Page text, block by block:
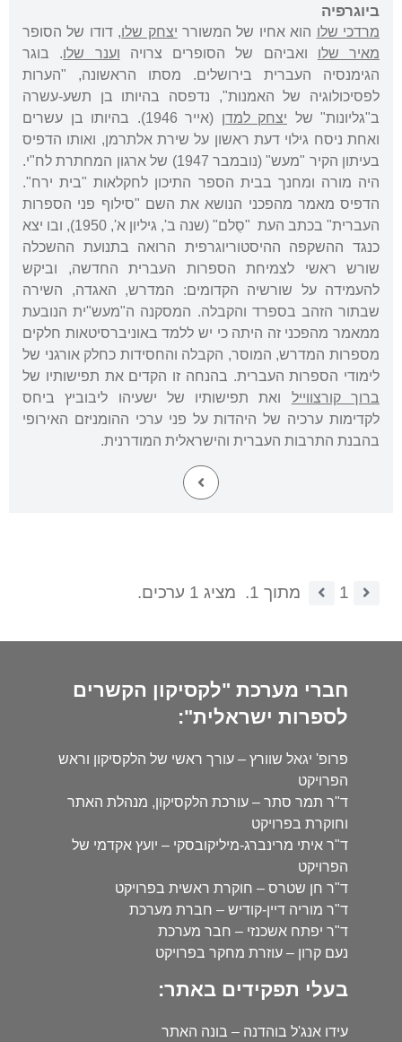
ביוגרפיה
מרדכי שלו הוא אחיו של המשורר יצחק שלו, דודו של הסופר
מאיר שלו ואביהם של הסופרים צרויה וענר שלו. בוגר
הגימנסיה העברית בירושלים. מסתו הראשונה, "הערות
לפסיכולוגיה של האמנות", נדפסה בהיותו בן תשע-עשרה
ב"גליונות" של יצחק למדן
(אייר 1946). בהיותו בן עשרים
ואחת ניסח גילוי דעת ראשון על שירת אלתרמן, ואותו הדפיס
בעיתון הקיר "מעש" (נובמבר 1947) של ארגון המחתרת לח"י.
היה מורה ומחנך בבית הספר התיכון לחקלאות "בית ירח".
הדפיס מאמר מהפכני הנושא את השם "סילוף פני הספרות
העברית" בכתב העת "סֻלם" (שנה ב', גיליון א', 1950), ובו יצא
כנגד ההשקפה ההיסטוריוגרפית הרואה בתנועת ההשכלה
שורש ראשי לצמיחת הספרות העברית החדשה, וביקש
להעמידה על שורשיה הקדומים: המדרש, האגדה, השירה
שבתור הזהב בספרד והקבלה. המסקנה ה"מעש"ית הנובעת
ממאמר מהפכני זה היתה כי יש ללמד באוניברסיטאות חלקים
מספרות המדרש, המוסר, הקבלה והחסידות כחלק אורגני של
לימודי הספרות העברית. בהנחה זו הקדים את תפישותיו של
ברוך קורצווייל ואת תפישותיו של ישעיהו ליבוביץ ביחס
לקדימות ערכיה של היהדות על פני ערכי ההומניזם האירופי
בהבנת התרבות העברית והישראלית המודרנית.
1 מתוך 1. מציג 1 ערכים.
חברי מערכת "לקסיקון הקשרים
לספרות ישראלית":
פרופ' יגאל שוורץ – עורך ראשי של הלקסיקון וראש
הפרויקט
ד"ר תמר סתר – עורכת הלקסיקון, מנהלת האתר
וחוקרת בפרויקט
ד"ר איתי מרינברג-מיליקובסקי – יועץ אקדמי של
הפרויקט
ד"ר חן שטרס – חוקרת ראשית בפרויקט
ד"ר מוריה דיין-קודיש – חברת מערכת
ד"ר יפתח אשכנזי – חבר מערכת
נעם קרון – עוזרת מחקר בפרויקט
בעלי תפקידים באתר:
עידו אנג'ל בוהדנה – בונה האתר